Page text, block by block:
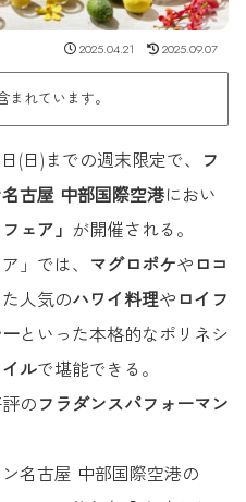
2025.04.21 2025.09.07
まれています。
(日)までの週末限定で、
フ
古屋 中部国際空港におい
ェア」 が開催される。
」では、 マグロポケや ロコ
人気のハワイ料理や ロイフ
といった本格的なポリネシ
ルで堪能できる。
のフラダンスパフォーマン
名古屋 中部国際空港の